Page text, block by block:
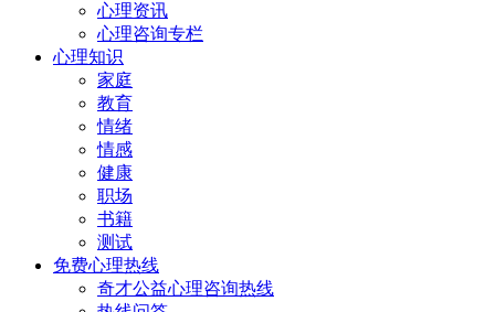
心理资讯
心理咨询专栏
心理知识
家庭
教育
情绪
情感
健康
职场
书籍
测试
免费心理热线
奇才公益心理咨询热线